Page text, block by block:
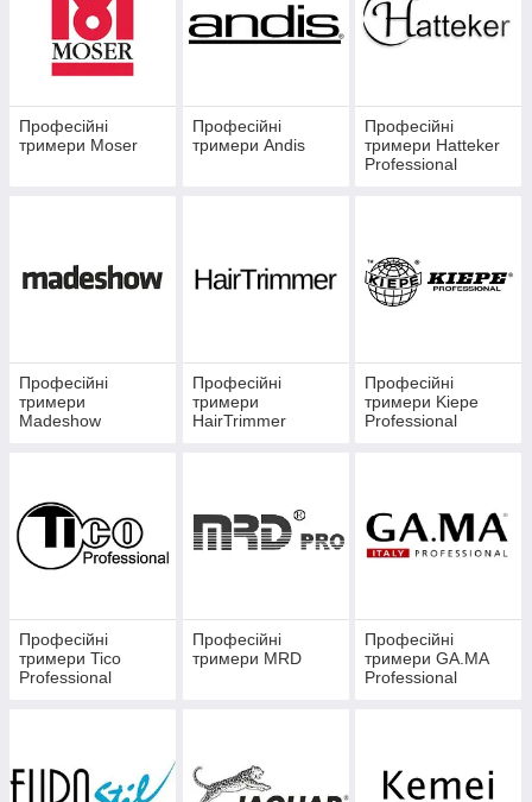
Професійні
тримери Moser
Професійні
тримери Andis
Професійні
тримери Hatteker
Professional
Професійні
тримери
Madeshow
Професійні
тримери
HairTrimmer
Професійні
тримери Kiepe
Professional
Професійні
тримери Tico
Professional
Професійні
тримери MRD
Професійні
тримери GA.MA
Professional